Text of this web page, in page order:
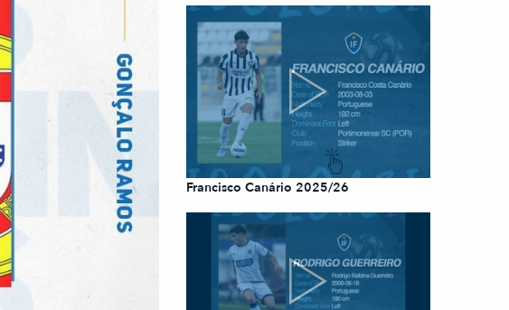
Francisco Canário 2025/26